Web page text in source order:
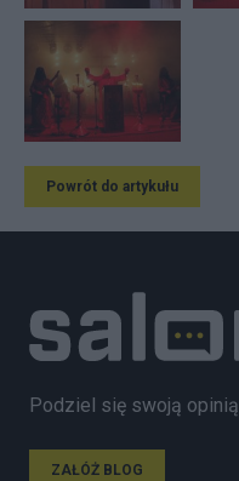
Powrót do artykułu
Podziel się swoją opinią
ZAŁÓŻ BLOG